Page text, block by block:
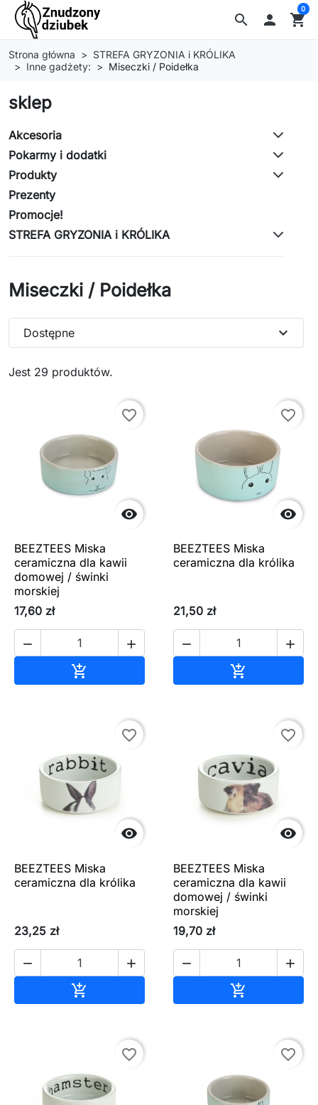
search  shopping_cart
0
Strona główna
STREFA GRYZONIA i KRÓLIKA
Inne gadżety:
Miseczki / Poidełka
sklep
Akcesoria
Pokarmy i dodatki
Produkty
Prezenty
Promocje!
STREFA GRYZONIA i KRÓLIKA
Miseczki / Poidełka
Jest 29 produktów.
Dostępne expand_more

favorite_border
BEEZTEES Miska
ceramiczna dla kawii
domowej / świnki
morskiej
17,60 zł
 


favorite_border
BEEZTEES Miska
ceramiczna dla królika
21,50 zł
 


favorite_border
BEEZTEES Miska
ceramiczna dla królika
23,25 zł
 


favorite_border
BEEZTEES Miska
ceramiczna dla kawii
domowej / świnki
morskiej
19,70 zł
 

favorite_border favorite_border